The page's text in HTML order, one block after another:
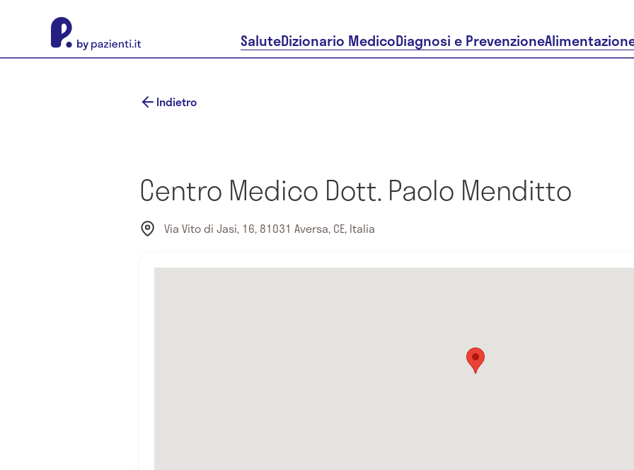
SaluteDizionario MedicoDiagnosi e Prevenzione
Indietro
Centro Medico Dott. Paolo Menditto
Via Vito di Jasi, 16, 81031 Aversa, CE, Italia